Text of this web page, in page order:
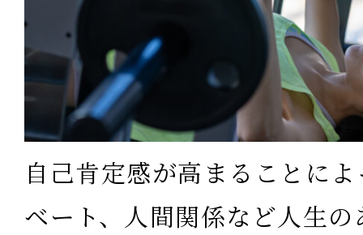
自己肯定感が高まることに
ベート、人間関係など人生